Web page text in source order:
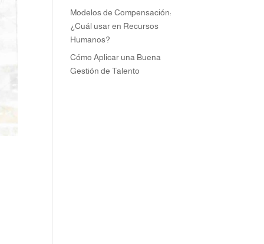
Modelos de Compensación:
¿Cuál usar en Recursos
Humanos?
Cómo Aplicar una Buena
Gestión de Talento